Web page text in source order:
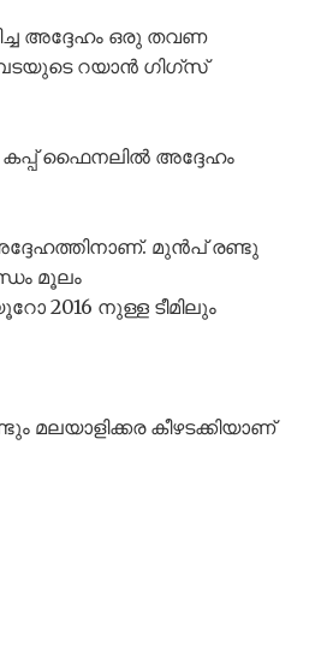
അദ്ദേഹം ഒരു തവണ
റയാൻ ഗിഗ്സ്
ഫൈനലിൽ അദ്ദേഹം
മുൻപ് രണ്ടു
മൂലം
2016 നുള്ള ടീമിലും
കീഴടക്കിയാണ്